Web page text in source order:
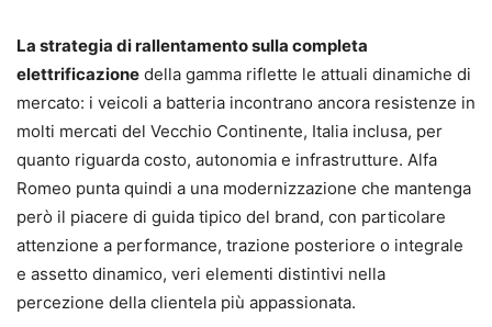
La strategia di rallentamento sulla completa
elettrificazione della gamma riflette le attuali dinamiche di
mercato: i veicoli a batteria incontrano ancora resistenze in
molti mercati del Vecchio Continente, Italia inclusa, per
quanto riguarda costo, autonomia e infrastrutture. Alfa
Romeo punta quindi a una modernizzazione che mantenga
però il piacere di guida tipico del brand, con particolare
attenzione a performance, trazione posteriore o integrale
e assetto dinamico, veri elementi distintivi nella
percezione della clientela più appassionata.